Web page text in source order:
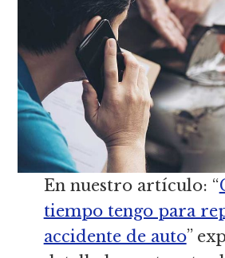
En nuestro artículo: “
tiempo tengo para
accidente de auto”